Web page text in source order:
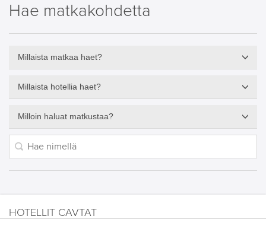
Hae matkakohdetta
Millaista matkaa haet?
Millaista hotellia haet?
Milloin haluat matkustaa?
HOTELLIT CAVTAT